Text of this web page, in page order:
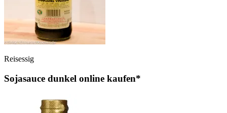
Reisessig
Sojasauce dunkel online kaufen*